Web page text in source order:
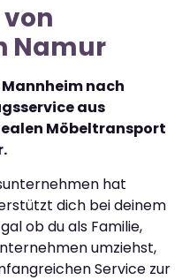
Namur
nach
aus
Möbeltransport
hat
dich bei deinem
ob du als Familie,
umziehst,
Service zur